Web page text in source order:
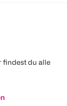
findest du alle